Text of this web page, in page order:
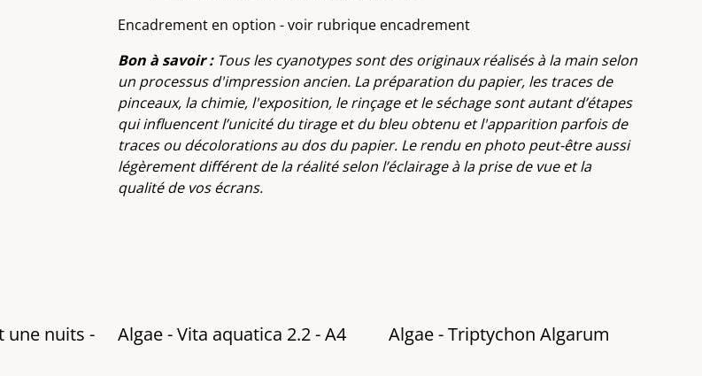
Encadrement en option - voir rubrique encadrement
Bon à savoir : Tous les cyanotypes sont des originaux réalisés à la main selon
un processus d'impression ancien. La préparation du papier, les traces de
pinceaux, la chimie, l'exposition, le rinçage et le séchage sont autant d’étapes
qui influencent l’unicité du tirage et du bleu obtenu et l'apparition parfois de
traces ou décolorations au dos du papier. Le rendu en photo peut-être aussi
légèrement différent de la réalité selon l’éclairage à la prise de vue et la
qualité de vos écrans.
une nuits -
Algae - Vita aquatica 2.2 - A4 Algae - Triptychon Algarum